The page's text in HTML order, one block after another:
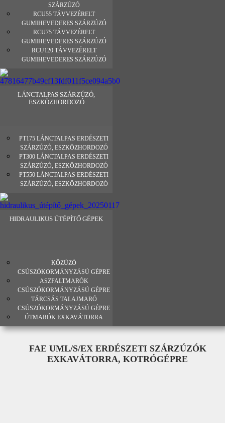
SZÁRZÚZÓ
RCU55 TÁVVEZÉRELT
GUMIHEVEDERES SZÁRZÚZÓ
RCU75 TÁVVEZÉRELT
GUMIHEVEDERES SZÁRZÚZÓ
RCU120 TÁVVEZÉRELT
GUMIHEVEDERES SZÁRZÚZÓ
LÁNCTALPAS SZÁRZÚZÓ,
ESZKÖZHORDOZÓ
PT175 LÁNCTALPAS ERDÉSZETI
SZÁRZÚZÓ, ESZKÖZHORDOZÓ
PT300 LÁNCTALPAS ERDÉSZETI
SZÁRZÚZÓ, ESZKÖZHORDOZÓ
PT550 LÁNCTALPAS ERDÉSZETI
SZÁRZÚZÓ, ESZKÖZHORDOZÓ
HIDRAULIKUS ÚTÉPÍTŐ GÉPEK
KŐZÚZÓ
CSÚSZÓKORMÁNYZÁSÚ GÉPRE
ASZFALTMARÓK
CSÚSZÓKORMÁNYZÁSÚ GÉPRE
TÁRCSÁS TALAJMARÓ
CSÚSZÓKORMÁNYZÁSÚ GÉPRE
ÚTMARÓK EXKAVÁTORRA
FAE UML/S/EX ERDÉSZETI SZÁRZÚZÓK
EXKAVÁTORRA, KOTRÓGÉPRE